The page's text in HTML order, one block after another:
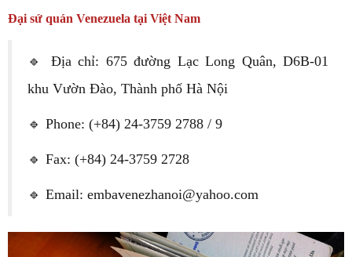
Đại sứ quán Venezuela tại Việt Nam
🔹 Địa chỉ: 675 đường Lạc Long Quân, D6B-01
khu Vườn Đào, Thành phố Hà Nội
🔹 Phone: (+84) 24-3759 2788 / 9
🔹 Fax: (+84) 24-3759 2728
🔹 Email: embavenezhanoi@yahoo.com